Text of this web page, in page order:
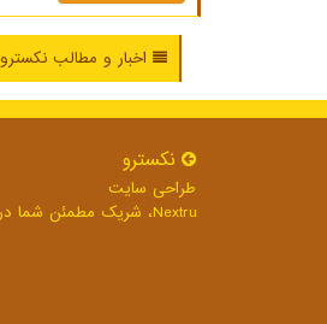
اخبار و مطالب نکسترو
نكسترو
طراحی سایت
Nextru، شریک مطمئن شما در طراحی سایت و توسعه نرم افزارهای تحت وب برای رشد بی وقفه کسب و کار